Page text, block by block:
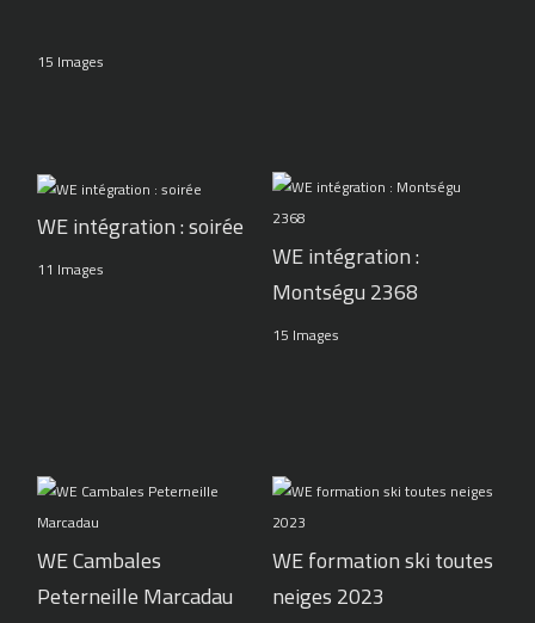
15 Images
WE intégration : soirée
11 Images
WE intégration :
Montségu 2368
15 Images
WE Cambales
Peterneille Marcadau
WE formation ski toutes
neiges 2023